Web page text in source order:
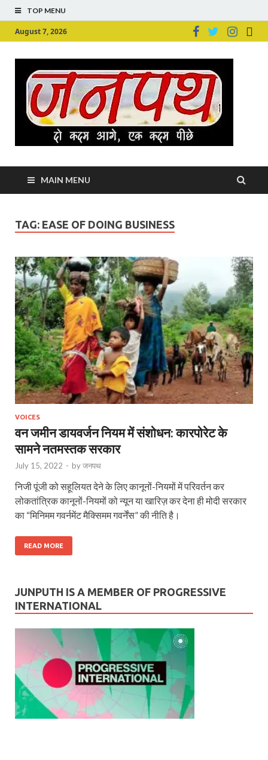
TOP MENU
August 7, 2026
MAIN MENU
TAG: EASE OF DOING BUSINESS
VOICES
वन जमीन डायवर्जन नियम में संशोधन: कारपोरेट के
सामने नतमस्तक सरकार
July 15, 2022 - byजनपथ
निजी पूंजी को सहूलियत देने के लिए कानूनों-नियमों में परिवर्तन कर
लोकतांत्रिक कानूनों-नियमों को न्यून या खारिज़ कर देना ही मोदी सरकार
का “मिनिमम गवर्नमेंट मैक्सिमम गवर्नेंस” की नीति है।
READ MORE
JUNPUTH IS A MEMBER OF PROGRESSIVE
INTERNATIONAL